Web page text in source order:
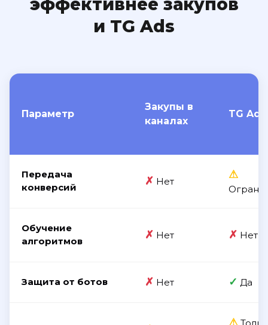
эффективнее закупов
и TG Ads
Параметр
Закупы в
каналах
TG Ads
Передача
конверсий
✗ Нет
⚠
Обучение
алгоритмов
✗ Нет ✗ Нет
Защита от ботов ✗ Нет ✓ Да